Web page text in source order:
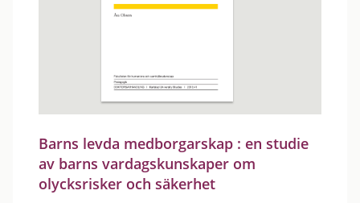
Barns levda medborgarskap : en studie
av barns vardagskunskaper om
olycksrisker och säkerhet